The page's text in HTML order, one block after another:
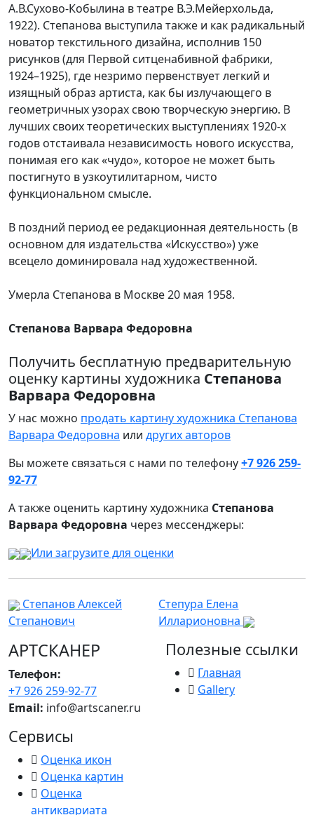
А.В.Сухово-Кобылина в театре В.Э.Мейерхольда,
1922). Степанова выступила также и как радикальный
новатор текстильного дизайна, исполнив 150
рисунков (для Первой ситценабивной фабрики,
1924–1925), где незримо первенствует легкий и
изящный образ артиста, как бы излучающего в
геометричных узорах свою творческую энергию. В
лучших своих теоретических выступлениях 1920-х
годов отстаивала независимость нового искусства,
понимая его как «чудо», которое не может быть
постигнуто в узкоутилитарном, чисто
функциональном смысле.
В поздний период ее редакционная деятельность (в
основном для издательства «Искусство») уже
всецело доминировала над художественной.
Умерла Степанова в Москве 20 мая 1958.
Степанова Варвара Федоровна
Получить бесплатную предварительную
оценку картины художника Степанова
Варвара Федоровна
У нас можно продать картину художника Степанова
Варвара Федоровна или других авторов
Вы можете связаться с нами по телефону+7 926 259-
92-77
А также оценить картину художника Степанова
Варвара Федоровна через мессенджеры:
Или загрузите для оценки
Степанов Алексей
Степанович
Степура Елена
Илларионовна
АРТСКАНЕР
Телефон:
+7 926 259-92-77
Email: info@artscaner.ru
Полезные ссылки
Главная
Gallery
Сервисы
Оценка икон
Оценка картин
Оценка
антиквариата